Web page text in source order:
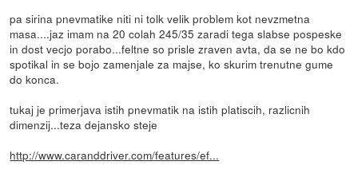
pa sirina pnevmatike niti ni tolk velik problem kot nevzmetna
masa....jaz imam na 20 colah 245/35 zaradi tega slabse pospeske
in dost vecjo porabo...feltne so prisle zraven avta, da se ne bo kdo
spotikal in se bojo zamenjale za majse, ko skurim trenutne gume
do konca.
tukaj je primerjava istih pnevmatik na istih platiscih, razlicnih
dimenzij...teza dejansko steje
http://www.caranddriver.com/features/ef...